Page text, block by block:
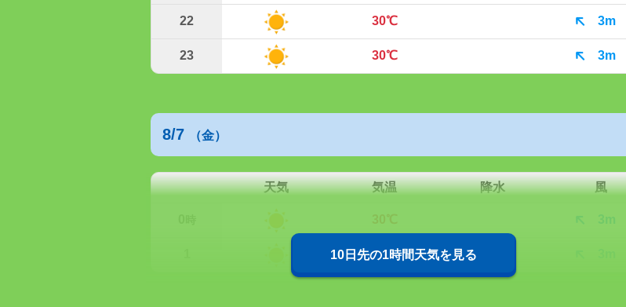
22 30℃ 3m
23 30℃ 3m
8/7 （金）
天気 気温 降水 風
3m
29℃
10日先の1時間天気を見る